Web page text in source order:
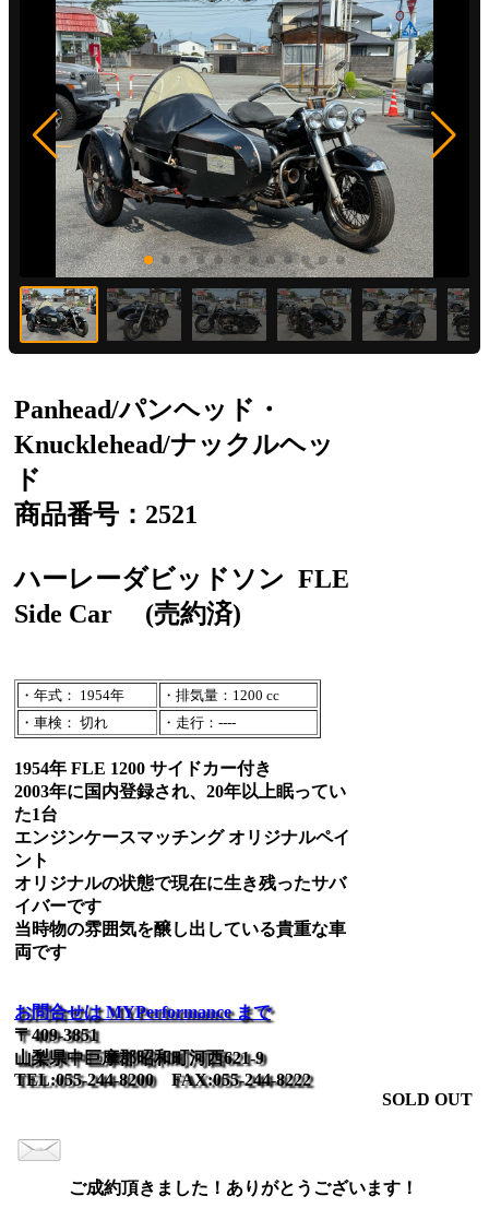
Panhead/パンヘッド・
Knucklehead/ナックルヘッ
ド
商品番号：2521
ハーレーダビッドソン FLE
Side Car
(売約済)
・年式： 1954年
・排気量：1200 cc
・車検： 切れ
・走行：----
1954年 FLE 1200 サイドカー付き
2003年に国内登録され、20年以上眠ってい
た1台
エンジンケースマッチング オリジナルペイ
ント
オリジナルの状態で現在に生き残ったサバ
イバーです
当時物の雰囲気を醸し出している貴重な車
両です
お問合せは MYPerformance まで
〒409-3851
山梨県中巨摩郡昭和町河西621-9
TEL:055-244-8200 FAX:055-244-8222
SOLD OUT
ご成約頂きました！ありがとうございます！